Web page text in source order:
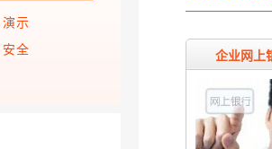
演示
安全
企业网上